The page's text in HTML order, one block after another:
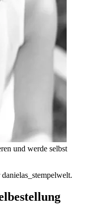
und werde selbst